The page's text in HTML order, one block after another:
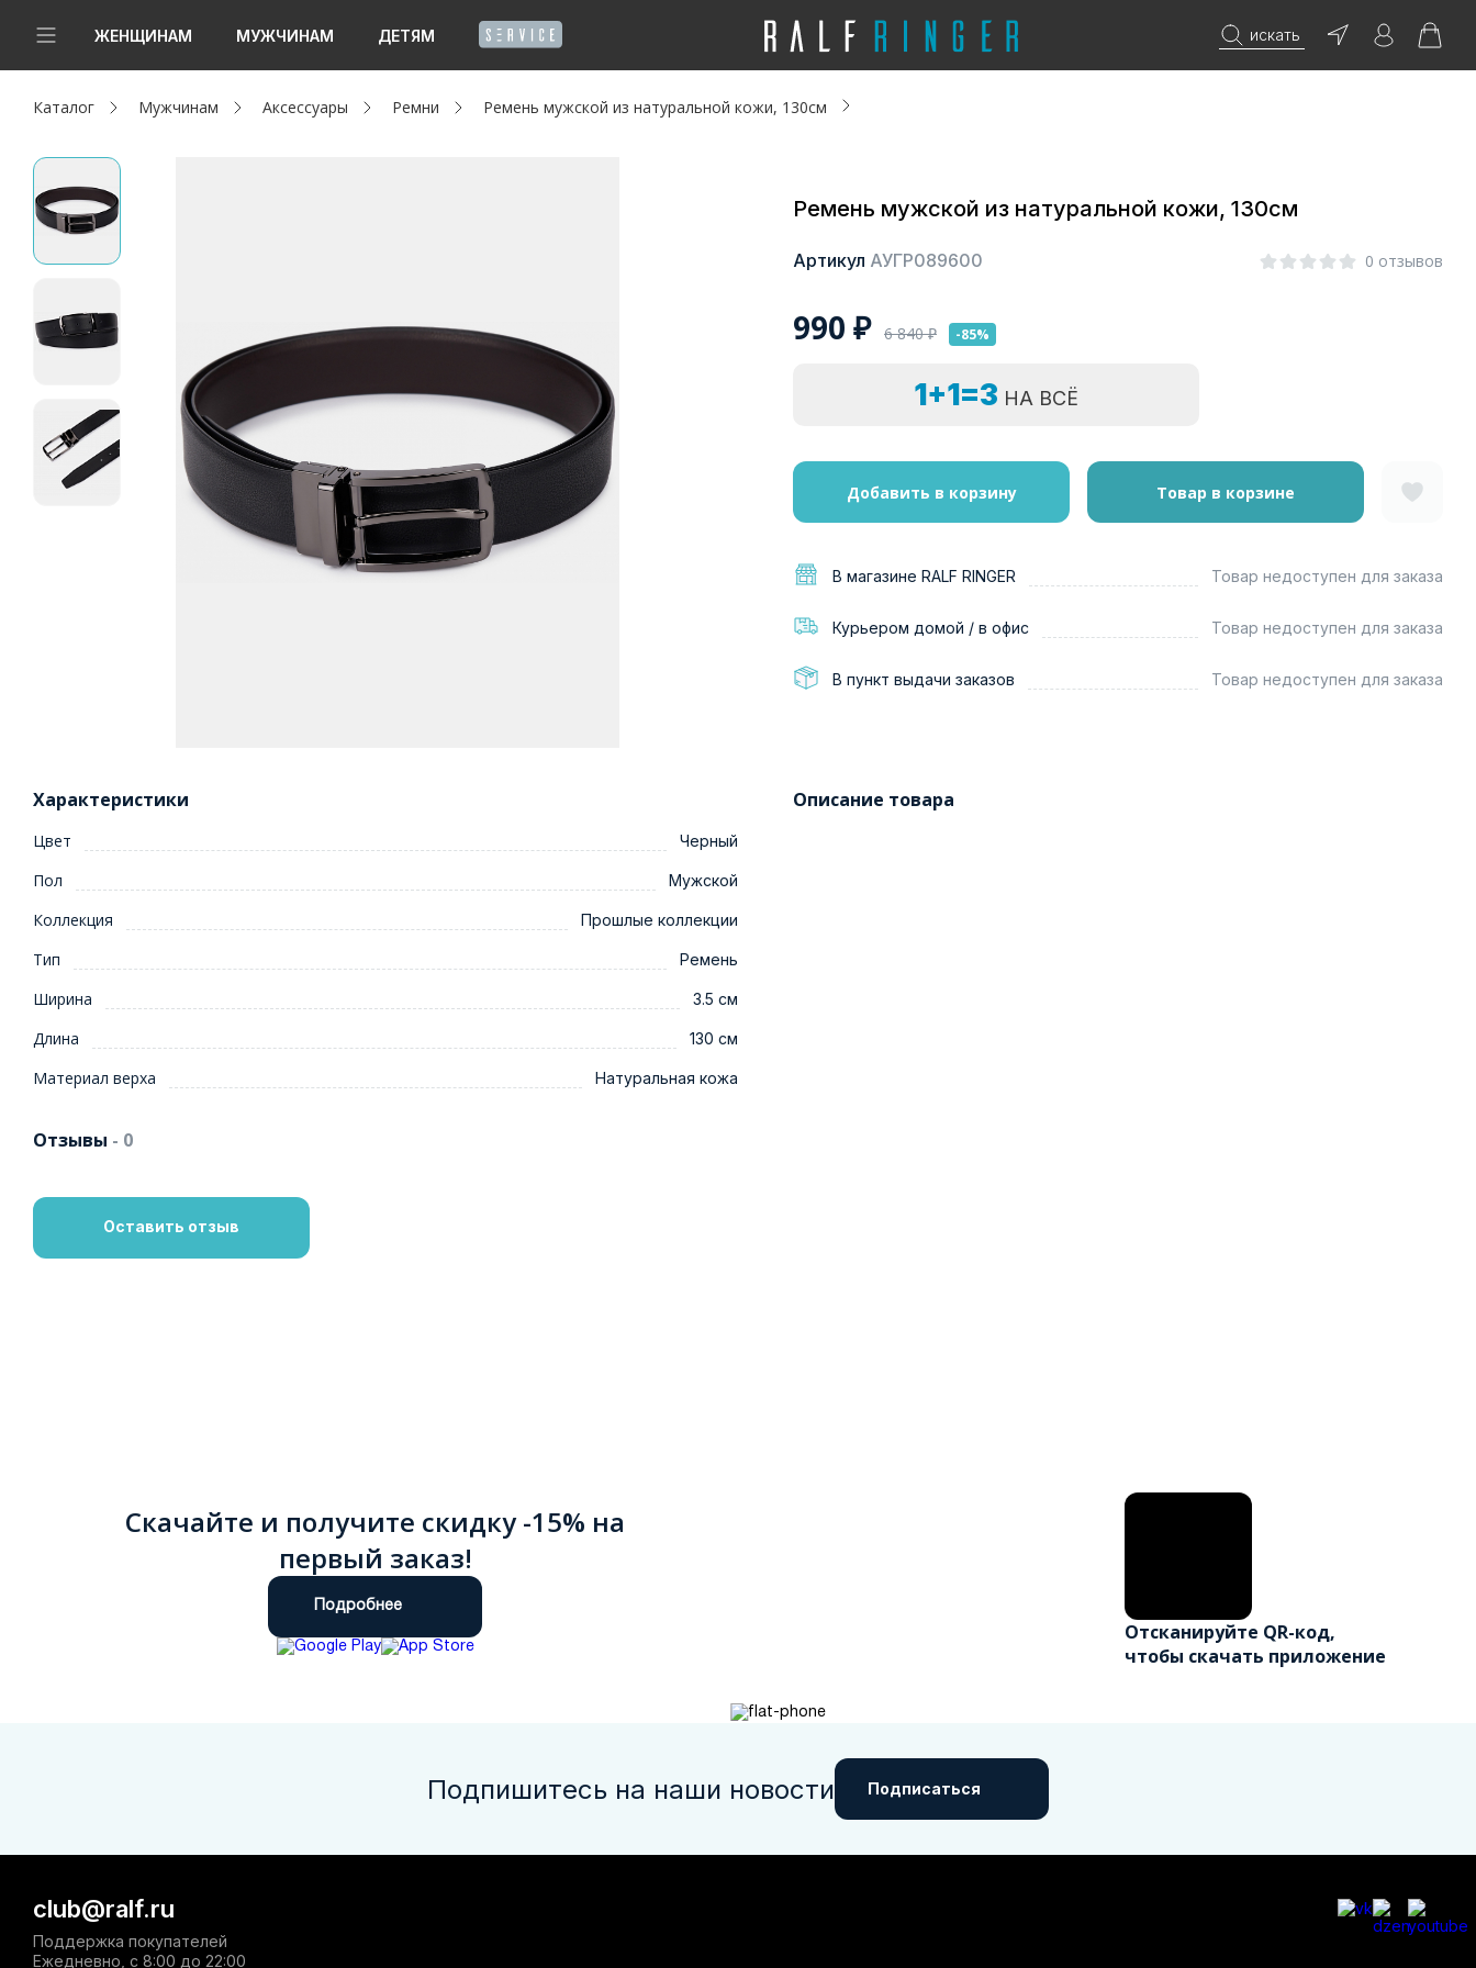
ЖЕНЩИНАМ МУЖЧИНАМ ДЕТЯМ искать
Новинки
Женщинам
Мужчинам
Капсула
Акции / Новости
Адреса магазинов
Каталог Мужчинам Аксессуары Ремни Ремень мужской из натуральной кожи, 130см
Ремень мужской из натуральной кожи, 130см
Артикул АУГР089600 0 отзывов
990 ₽ 6 840₽ -85%
1+1=3 НА ВСЁ
Добавить в корзину Товар в корзине
В магазине RALF RINGER Товар недоступен для заказа
Курьером домой / в офис Товар недоступен для заказа
В пункт выдачи заказов Товар недоступен для заказа
Характеристики
Цвет Черный
Пол Мужской
Коллекция Прошлые коллекции
Тип Ремень
Ширина 3.5 см
Длина 130 см
Материал верха Натуральная кожа
Описание товара
Отзывы - 0
Оставить отзыв
Скачайте и получите скидку -15% на
первый заказ!
Подробнее
Отсканируйте QR-код,
чтобы скачать приложение
Подпишитесь на наши новости Подписаться
club@ralf.ru
Поддержка покупателей
Ежедневно, с 8:00 до 22:00